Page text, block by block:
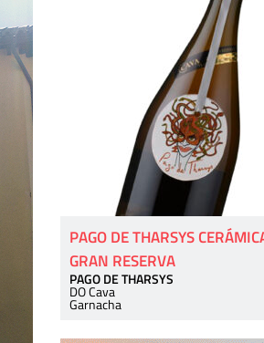
PAGO DE THARSYS
GRAN RESERVA
PAGO DE THARSYS
DO Cava
Garnacha